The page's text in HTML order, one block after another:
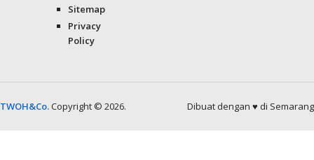
Sitemap
Privacy
Policy
TWOH&Co.Copyright © 2026. Dibuat dengan ♥ di Semarang